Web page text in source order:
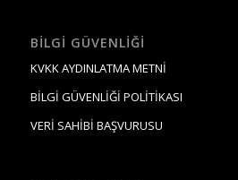
BILGI GÜVENLIĞI
KVKK AYDINLATMA METNİ
BİLGİ GÜVENLİĞİ POLİTİKASI
VERİ SAHİBİ BAŞVURUSU